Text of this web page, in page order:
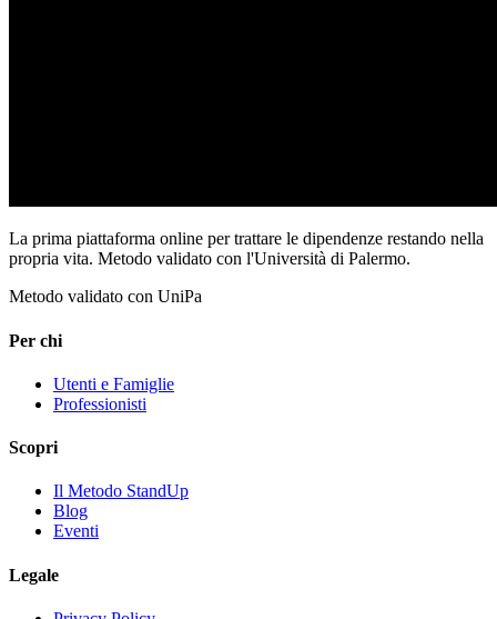
La prima piattaforma online per trattare le dipendenze restando nella
propria vita. Metodo validato con l'Università di Palermo.
Metodo validato con UniPa
Per chi
Utenti e Famiglie
Professionisti
Scopri
Il Metodo StandUp
Blog
Eventi
Legale